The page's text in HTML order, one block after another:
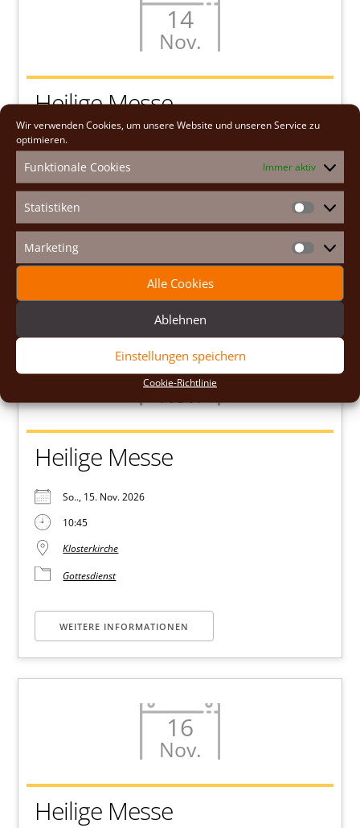
Wir verwenden Cookies, um unsere Website und unseren Service zu
optimieren.
Funktionale Cookies Immer aktiv
Statistiken
Marketing Marketing
Alle Cookies
Ablehnen
Einstellungen speichern
Cookie-Richtlinie
14
Nov.
Heilige Messe
Sa.., 14. Nov. 2026
8:00
Klosterkirche
Gottesdienst
15
Nov.
Heilige Messe
So.., 15. Nov. 2026
10:45
Klosterkirche
Gottesdienst
WEITERE INFORMATIONEN
16
Nov.
Heilige Messe